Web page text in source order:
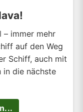
– immer mehr
auf den Weg
Schiff, auch mit
in die nächste